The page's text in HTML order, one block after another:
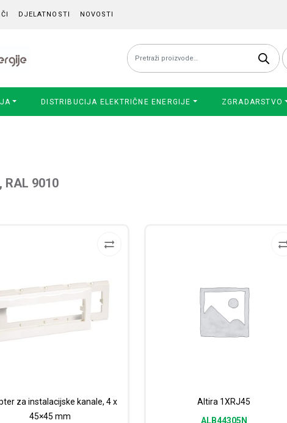
DJELATNOSTI NOVOSTI
Pretraži:
DISTRIBUCIJA ELEKTRIČNE ENERGIJE ZGRADARSTVO
RAL 9010
za instalacijske kanale, 4 x
45×45 mm
Altira 1XRJ45
ALB44305N